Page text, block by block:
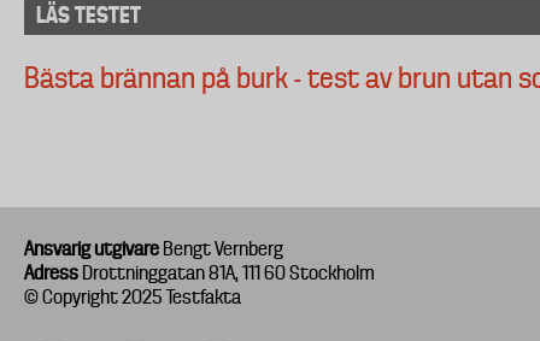
LÄS TESTET
Bästa brännan på burk - test av brun utan
Ansvarig utgivare Bengt Vernberg
Adress Drottninggatan 81A, 111 60 Stockholm
© Copyright 2025 Testfakta